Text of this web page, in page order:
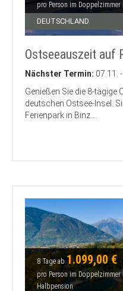
pro Person im
DEUTSCHLAND
Ostseeauszeit auf
Nächster Termin: 07.11.
Genießen Sie die 8-
deutschen Ostsee-Insel.
Ferienpark in Binz....
8 Tage ab 1.099,00 €
pro Person im
Halbpension